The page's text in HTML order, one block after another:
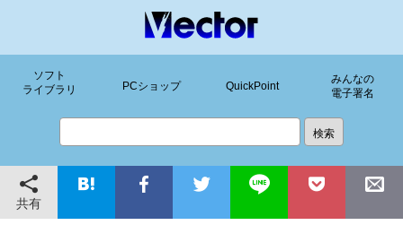
ソフト
ライブラリ
PCショップ QuickPoint
みんなの
電子署名
共有